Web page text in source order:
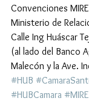
Convenciones
Ministerio de
Calle Ing Huáscar
(al lado del Banco
Malecón y la Ave.
#HUB
#HUBCamara